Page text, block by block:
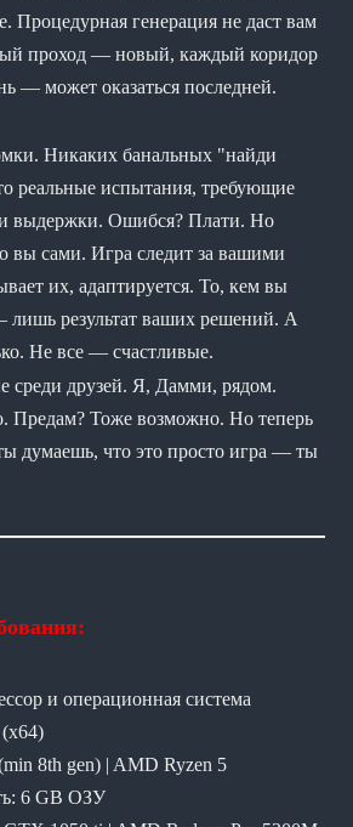
Процедурная генерация не даст вам
проход — новый, каждый коридор
— может оказаться последней.
Никаких банальных "найди
реальные испытания, требующие
выдержки. Ошибся? Плати. Но
вы сами. Игра следит за вашими
их, адаптируется. То, кем вы
лишь результат ваших решений. А
Не все — счастливые.
среди друзей. Я, Дамми, рядом.
Предам? Тоже возможно. Но теперь
думаешь, что это просто игра — ты
и операционная система
8th gen) | AMD Ryzen 5
6 GB ОЗУ